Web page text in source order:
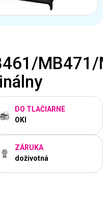
MB471/
DO TLAČIARNE
OKI
ZÁRUKA
doživotná